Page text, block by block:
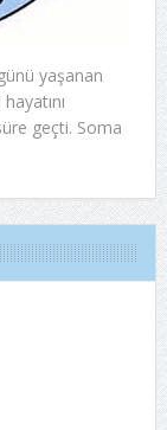
yaşanan
geçti. Soma